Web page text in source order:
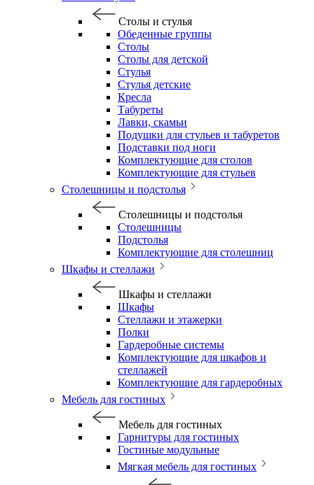
Столы и стулья
Обеденные группы
Столы
Столы для детской
Стулья
Стулья детские
Кресла
Табуреты
Лавки, скамьи
Подушки для стульев и табуретов
Подставки под ноги
Комплектующие для столов
Комплектующие для стульев
Столешницы и подстолья
Столешницы и подстолья
Столешницы
Подстолья
Комплектующие для столешниц
Шкафы и стеллажи
Шкафы и стеллажи
Шкафы
Стеллажи и этажерки
Полки
Гардеробные системы
Комплектующие для шкафов и
стеллажей
Комплектующие для гардеробных
Мебель для гостиных
Мебель для гостиных
Гарнитуры для гостиных
Гостиные модульные
Мягкая мебель для гостиных